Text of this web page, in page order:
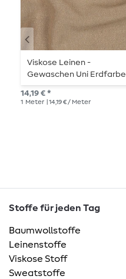
Viskose Leinen -
Gewaschen Uni Erdfarbe
14,19 € *
1 Meter | 14,19 € / Meter
Stoffe für jeden Tag
Baumwollstoffe
Leinenstoffe
Viskose Stoff
Sweatstoffe